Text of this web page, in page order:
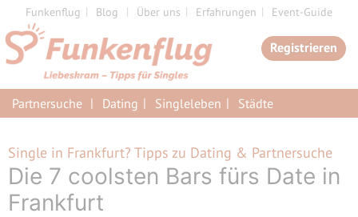
Zum
Inhalt
springen
Funkenflug Blog Über uns Erfahrungen Event-Guide
Registrieren
Partnersuche Dating Singleleben Städte
Single in Frankfurt? Tipps zu Dating & Partnersuche
Die 7 coolsten Bars fürs Date in
Frankfurt